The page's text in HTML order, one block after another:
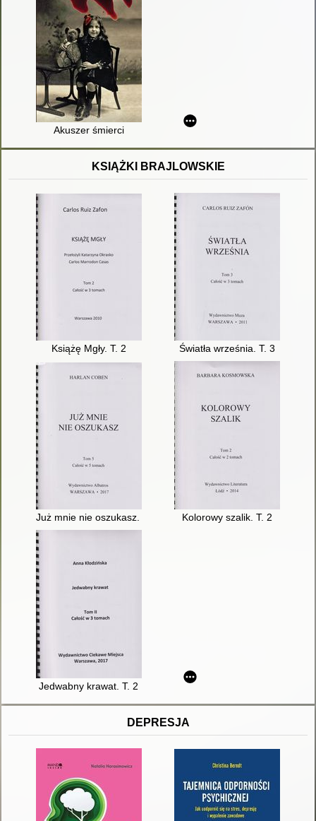
Akuszer śmierci
KSIĄŻKI BRAJLOWSKIE
Książę Mgły. T. 2 Światła września. T. 3
Już mnie nie oszukasz. T. 5 Kolorowy szalik. T. 2
Jedwabny krawat. T. 2
DEPRESJA